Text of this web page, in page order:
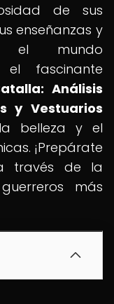
de sus
enseñanzas y
el mundo
el fascinante
Análisis
y Vestuarios
belleza y el
¡Prepárate
través de la
más